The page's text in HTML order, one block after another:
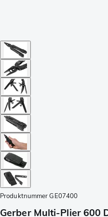
Produktnummer GE07400
Gerber Multi-Plier 600